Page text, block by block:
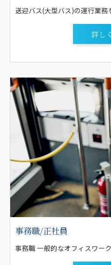
詳し
事務職/正社員